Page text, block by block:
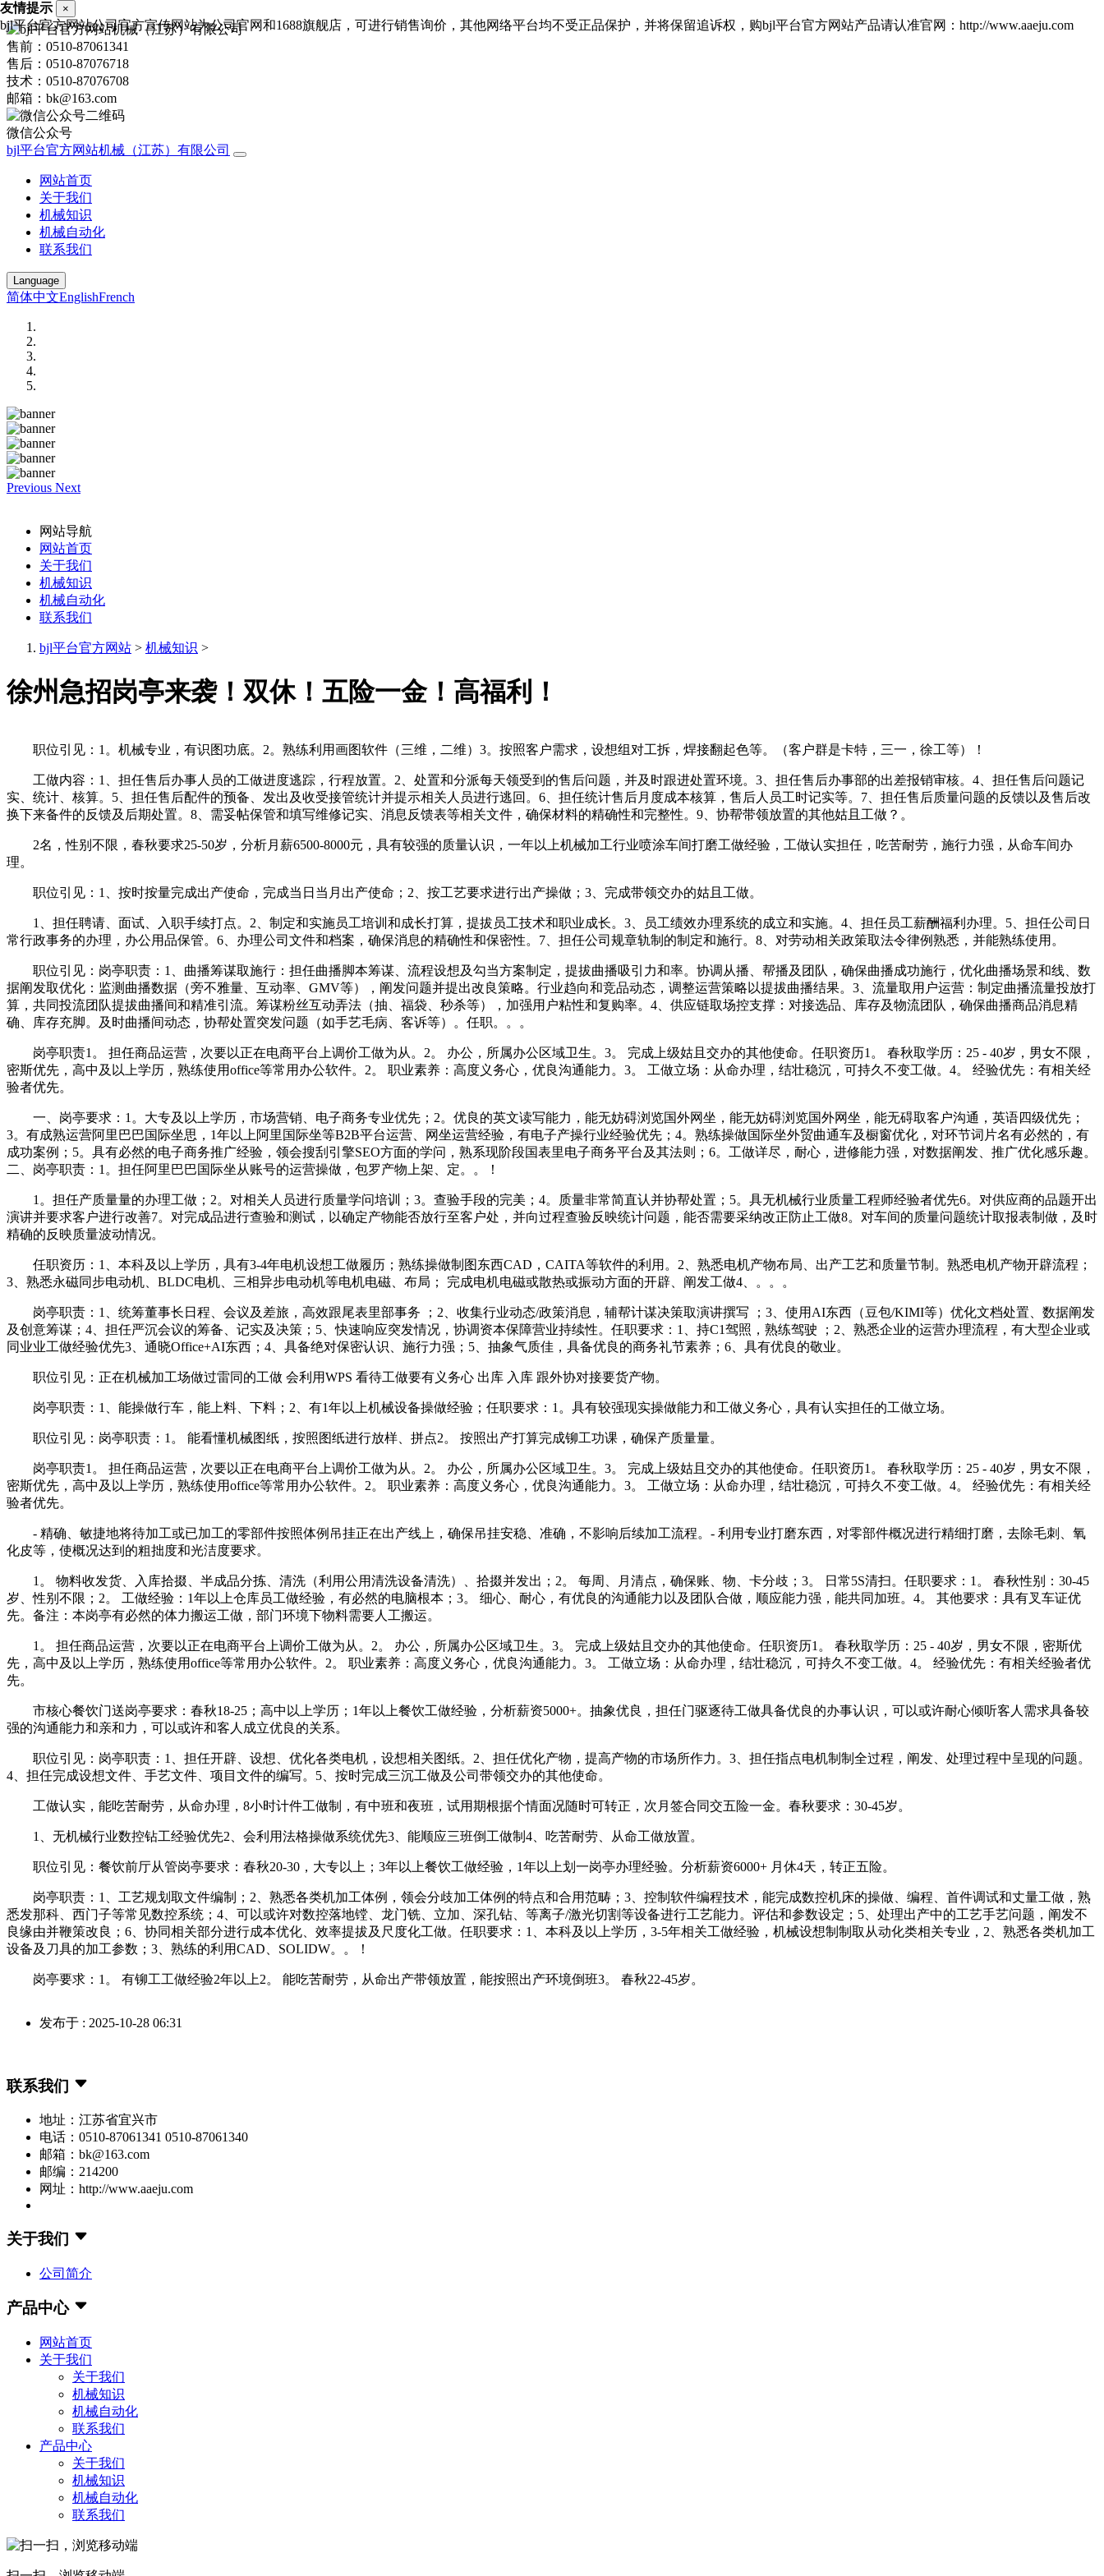
售前：0510-87061341
售后：0510-87076718
技术：0510-87076708
邮箱：bk@163.com
微信公众号
bjl平台官方网站机械（江苏）有限公司
网站首页
关于我们
机械知识
机械自动化
联系我们
Language
简体中文EnglishFrench
Previous Next
网站导航
网站首页
关于我们
机械知识
机械自动化
联系我们
bjl平台官方网站 > 机械知识 >
徐州急招岗亭来袭！双休！五险一金！高福利！
职位引见：1。机械专业，有识图功底。2。熟练利用画图软件（三维，二维）3。按照客户需求，设想组对工拆，焊接翻起色等。（客户群是卡特，三一，徐工等）！
工做内容：1、担任售后办事人员的工做进度逃踪，行程放置。2、处置和分派每天领受到的售后问题，并及时跟进处置环境。3、担任售后办事部的出差报销审核。4、担任售后问题记
实、统计、核算。5、担任售后配件的预备、发出及收受接管统计并提示相关人员进行逃回。6、担任统计售后月度成本核算，售后人员工时记实等。7、担任售后质量问题的反馈以及售后改
换下来备件的反馈及后期处置。8、需妥帖保管和填写维修记实、消息反馈表等相关文件，确保材料的精确性和完整性。9、协帮带领放置的其他姑且工做？。
2名，性别不限，春秋要求25-50岁，分析月薪6500-8000元，具有较强的质量认识，一年以上机械加工行业喷涂车间打磨工做经验，工做认实担任，吃苦耐劳，施行力强，从命车间办
理。
职位引见：1、按时按量完成出产使命，完成当日当月出产使命；2、按工艺要求进行出产操做；3、完成带领交办的姑且工做。
1、担任聘请、面试、入职手续打点。2、制定和实施员工培训和成长打算，提拔员工技术和职业成长。3、员工绩效办理系统的成立和实施。4、担任员工薪酬福利办理。5、担任公司日
常行政事务的办理，办公用品保管。6、办理公司文件和档案，确保消息的精确性和保密性。7、担任公司规章轨制的制定和施行。8、对劳动相关政策取法令律例熟悉，并能熟练使用。
职位引见：岗亭职责：1、曲播筹谋取施行：担任曲播脚本筹谋、流程设想及勾当方案制定，提拔曲播吸引力和率。协调从播、帮播及团队，确保曲播成功施行，优化曲播场景和线、数
据阐发取优化：监测曲播数据（旁不雅量、互动率、GMV等），阐发问题并提出改良策略。行业趋向和竞品动态，调整运营策略以提拔曲播结果。3、流量取用户运营：制定曲播流量投放打
算，共同投流团队提拔曲播间和精准引流。筹谋粉丝互动弄法（抽、福袋、秒杀等），加强用户粘性和复购率。4、供应链取场控支撑：对接选品、库存及物流团队，确保曲播商品消息精
确、库存充脚。及时曲播间动态，协帮处置突发问题（如手艺毛病、客诉等）。任职。。。
岗亭职责1。 担任商品运营，次要以正在电商平台上调价工做为从。2。 办公，所属办公区域卫生。3。 完成上级姑且交办的其他使命。任职资历1。 春秋取学历：25 - 40岁，男女不限，
密斯优先，高中及以上学历，熟练使用office等常用办公软件。2。 职业素养：高度义务心，优良沟通能力。3。 工做立场：从命办理，结壮稳沉，可持久不变工做。4。 经验优先：有相关经
验者优先。
一、岗亭要求：1。大专及以上学历，市场营销、电子商务专业优先；2。优良的英文读写能力，能无妨碍浏览国外网坐，能无妨碍浏览国外网坐，能无碍取客户沟通，英语四级优先；
3。有成熟运营阿里巴巴国际坐思，1年以上阿里国际坐等B2B平台运营、网坐运营经验，有电子产操行业经验优先；4。熟练操做国际坐外贸曲通车及橱窗优化，对环节词片名有必然的，有
成功案例；5。具有必然的电子商务推广经验，领会搜刮引擎SEO方面的学问，熟系现阶段国表里电子商务平台及其法则；6。工做详尽，耐心，进修能力强，对数据阐发、推广优化感乐趣。
二、岗亭职责：1。担任阿里巴巴国际坐从账号的运营操做，包罗产物上架、定。。！
1。担任产质量量的办理工做；2。对相关人员进行质量学问培训；3。查验手段的完美；4。质量非常简直认并协帮处置；5。具无机械行业质量工程师经验者优先6。对供应商的品题开出
演讲并要求客户进行改善7。对完成品进行查验和测试，以确定产物能否放行至客户处，并向过程查验反映统计问题，能否需要采纳改正防止工做8。对车间的质量问题统计取报表制做，及时
精确的反映质量波动情况。
任职资历：1、本科及以上学历，具有3-4年电机设想工做履历；熟练操做制图东西CAD，CAITA等软件的利用。2、熟悉电机产物布局、出产工艺和质量节制。熟悉电机产物开辟流程；
3、熟悉永磁同步电动机、BLDC电机、三相异步电动机等电机电磁、布局； 完成电机电磁或散热或振动方面的开辟、阐发工做4、。。。
岗亭职责：1、统筹董事长日程、会议及差旅，高效跟尾表里部事务 ；2、收集行业动态/政策消息，辅帮计谋决策取演讲撰写 ；3、使用AI东西（豆包/KIMI等）优化文档处置、数据阐发
及创意筹谋；4、担任严沉会议的筹备、记实及决策；5、快速响应突发情况，协调资本保障营业持续性。任职要求：1、持C1驾照，熟练驾驶 ；2、熟悉企业的运营办理流程，有大型企业或
同业业工做经验优先3、通晓Office+AI东西；4、具备绝对保密认识、施行力强；5、抽象气质佳，具备优良的商务礼节素养；6、具有优良的敬业。
职位引见：正在机械加工场做过雷同的工做 会利用WPS 看待工做要有义务心 出库 入库 跟外协对接要货产物。
岗亭职责：1、能操做行车，能上料、下料；2、有1年以上机械设备操做经验；任职要求：1。具有较强现实操做能力和工做义务心，具有认实担任的工做立场。
职位引见：岗亭职责：1。 能看懂机械图纸，按照图纸进行放样、拼点2。 按照出产打算完成铆工功课，确保产质量量。
岗亭职责1。 担任商品运营，次要以正在电商平台上调价工做为从。2。 办公，所属办公区域卫生。3。 完成上级姑且交办的其他使命。任职资历1。 春秋取学历：25 - 40岁，男女不限，
密斯优先，高中及以上学历，熟练使用office等常用办公软件。2。 职业素养：高度义务心，优良沟通能力。3。 工做立场：从命办理，结壮稳沉，可持久不变工做。4。 经验优先：有相关经
验者优先。
- 精确、敏捷地将待加工或已加工的零部件按照体例吊挂正在出产线上，确保吊挂安稳、准确，不影响后续加工流程。- 利用专业打磨东西，对零部件概况进行精细打磨，去除毛刺、氧
化皮等，使概况达到的粗拙度和光洁度要求。
1。 物料收发货、入库拾掇、半成品分拣、清洗（利用公用清洗设备清洗）、拾掇并发出；2。 每周、月清点，确保账、物、卡分歧；3。 日常5S清扫。任职要求：1。 春秋性别：30-45
岁、性别不限；2。 工做经验：1年以上仓库员工做经验，有必然的电脑根本；3。 细心、耐心，有优良的沟通能力以及团队合做，顺应能力强，能共同加班。4。 其他要求：具有叉车证优
先。备注：本岗亭有必然的体力搬运工做，部门环境下物料需要人工搬运。
1。 担任商品运营，次要以正在电商平台上调价工做为从。2。 办公，所属办公区域卫生。3。 完成上级姑且交办的其他使命。任职资历1。 春秋取学历：25 - 40岁，男女不限，密斯优
先，高中及以上学历，熟练使用office等常用办公软件。2。 职业素养：高度义务心，优良沟通能力。3。 工做立场：从命办理，结壮稳沉，可持久不变工做。4。 经验优先：有相关经验者优
先。
市核心餐饮门送岗亭要求：春秋18-25；高中以上学历；1年以上餐饮工做经验，分析薪资5000+。抽象优良，担任门驱逐待工做具备优良的办事认识，可以或许耐心倾听客人需求具备较
强的沟通能力和亲和力，可以或许和客人成立优良的关系。
职位引见：岗亭职责：1、担任开辟、设想、优化各类电机，设想相关图纸。2、担任优化产物，提高产物的市场所作力。3、担任指点电机制制全过程，阐发、处理过程中呈现的问题。
4、担任完成设想文件、手艺文件、项目文件的编写。5、按时完成三沉工做及公司带领交办的其他使命。
工做认实，能吃苦耐劳，从命办理，8小时计件工做制，有中班和夜班，试用期根据个情面况随时可转正，次月签合同交五险一金。春秋要求：30-45岁。
1、无机械行业数控钻工经验优先2、会利用法格操做系统优先3、能顺应三班倒工做制4、吃苦耐劳、从命工做放置。
职位引见：餐饮前厅从管岗亭要求：春秋20-30，大专以上；3年以上餐饮工做经验，1年以上划一岗亭办理经验。分析薪资6000+ 月休4天，转正五险。
岗亭职责：1、工艺规划取文件编制；2、熟悉各类机加工体例，领会分歧加工体例的特点和合用范畴；3、控制软件编程技术，能完成数控机床的操做、编程、首件调试和丈量工做，熟
悉发那科、西门子等常见数控系统；4、可以或许对数控落地镗、龙门铣、立加、深孔钻、等离子/激光切割等设备进行工艺能力。评估和参数设定；5、处理出产中的工艺手艺问题，阐发不
良缘由并鞭策改良；6、协同相关部分进行成本优化、效率提拔及尺度化工做。任职要求：1、本科及以上学历，3-5年相关工做经验，机械设想制制取从动化类相关专业，2、熟悉各类机加工
设备及刀具的加工参数；3、熟练的利用CAD、SOLIDW。。！
岗亭要求：1。 有铆工工做经验2年以上2。 能吃苦耐劳，从命出产带领放置，能按照出产环境倒班3。 春秋22-45岁。
发布于 : 2025-10-28 06:31
联系我们
地址：江苏省宜兴市
电话：0510-87061341 0510-87061340
邮箱：bk@163.com
邮编：214200
网址：http://www.aaeju.com
关于我们
公司简介
产品中心
网站首页
关于我们
关于我们
机械知识
机械自动化
联系我们
产品中心
关于我们
机械知识
机械自动化
联系我们
友情提示 ×
bjl平台官方网站公司官方宣传网站为公司官网和1688旗舰店，可进行销售询价，其他网络平台均不受正品保护，并将保留追诉权，购bjl平台官方网站产品请认准官网：http://www.aaeju.com